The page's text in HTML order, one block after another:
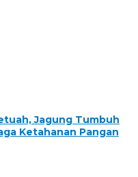
Jagung Tumbuh
Ketahanan Pangan